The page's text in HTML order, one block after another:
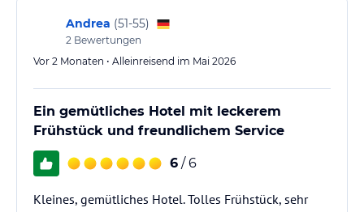
Andrea (51-55)
2 Bewertungen
Vor 2 Monaten • Alleinreisend im Mai 2026
Ein gemütliches Hotel mit leckerem
Frühstück und freundlichem Service
6 / 6
Kleines, gemütliches Hotel. Tolles Frühstück, sehr